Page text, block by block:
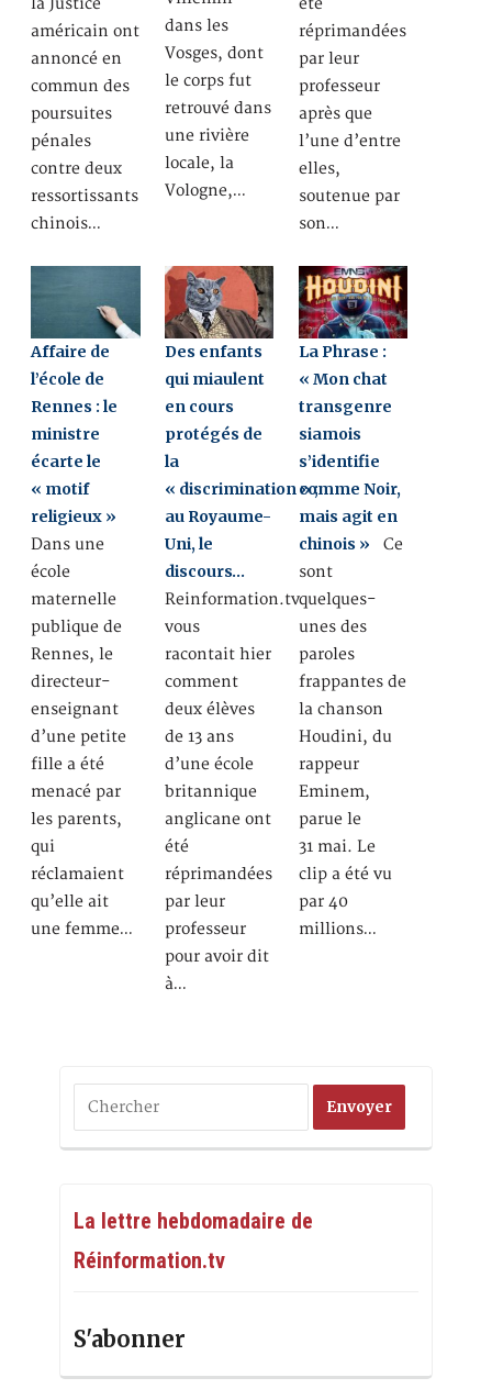
américain ont
annoncé en
commun des
poursuites
pénales
contre deux
ressortissants
chinois…
dans les
Vosges, dont
le corps fut
retrouvé dans
une rivière
locale, la
Vologne,…
réprimandées
par leur
professeur
après que
l’une d’entre
elles,
soutenue par
son…
Affaire de
l’école de
Rennes : le
ministre
écarte le
« motif
religieux »
Dans une
école
maternelle
publique de
Rennes, le
directeur-
enseignant
d’une petite
fille a été
menacé par
les parents,
qui
réclamaient
qu’elle ait
une femme…
Des enfants
qui miaulent
en cours
protégés de
la
« discrimination » ;
au Royaume-
Uni, le
discours…
Reinformation.tv
vous
racontait hier
comment
deux élèves
de 13 ans
d’une école
britannique
anglicane ont
été
réprimandées
par leur
professeur
pour avoir dit
à…
La Phrase :
« Mon chat
transgenre
siamois
s’identifie
comme Noir,
mais agit en
chinois » Ce
sont
quelques-
unes des
paroles
frappantes de
la chanson
Houdini, du
rappeur
Eminem,
parue le
31 mai. Le
clip a été vu
par 40
millions…
La lettre hebdomadaire de
Réinformation.tv
S'abonner